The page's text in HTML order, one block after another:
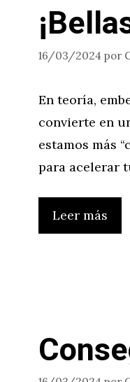
16/03/2024 por
En teoría,
convierte en
estamos más
para acelerar
Leer más